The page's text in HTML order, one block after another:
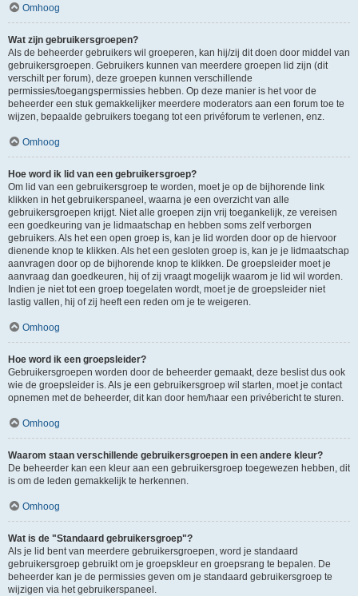
Omhoog
Wat zijn gebruikersgroepen?
Als de beheerder gebruikers wil groeperen, kan hij/zij dit doen door middel van
gebruikersgroepen. Gebruikers kunnen van meerdere groepen lid zijn (dit
verschilt per forum), deze groepen kunnen verschillende
permissies/toegangspermissies hebben. Op deze manier is het voor de
beheerder een stuk gemakkelijker meerdere moderators aan een forum toe te
wijzen, bepaalde gebruikers toegang tot een privéforum te verlenen, enz.
Omhoog
Hoe word ik lid van een gebruikersgroep?
Om lid van een gebruikersgroep te worden, moet je op de bijhorende link
klikken in het gebruikerspaneel, waarna je een overzicht van alle
gebruikersgroepen krijgt. Niet alle groepen zijn vrij toegankelijk, ze vereisen
een goedkeuring van je lidmaatschap en hebben soms zelf verborgen
gebruikers. Als het een open groep is, kan je lid worden door op de hiervoor
dienende knop te klikken. Als het een gesloten groep is, kan je je lidmaatschap
aanvragen door op de bijhorende knop te klikken. De groepsleider moet je
aanvraag dan goedkeuren, hij of zij vraagt mogelijk waarom je lid wil worden.
Indien je niet tot een groep toegelaten wordt, moet je de groepsleider niet
lastig vallen, hij of zij heeft een reden om je te weigeren.
Omhoog
Hoe word ik een groepsleider?
Gebruikersgroepen worden door de beheerder gemaakt, deze beslist dus ook
wie de groepsleider is. Als je een gebruikersgroep wil starten, moet je contact
opnemen met de beheerder, dit kan door hem/haar een privébericht te sturen.
Omhoog
Waarom staan verschillende gebruikersgroepen in een andere kleur?
De beheerder kan een kleur aan een gebruikersgroep toegewezen hebben, dit
is om de leden gemakkelijk te herkennen.
Omhoog
Wat is de "Standaard gebruikersgroep"?
Als je lid bent van meerdere gebruikersgroepen, word je standaard
gebruikersgroep gebruikt om je groepskleur en groepsrang te bepalen. De
beheerder kan je de permissies geven om je standaard gebruikersgroep te
wijzigen via het gebruikerspaneel.